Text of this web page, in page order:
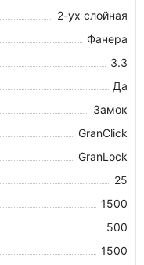
2-ух слойная
Фанера
3.3
Да
Замок
GranСlick
GranLock
25
1500
500
1500